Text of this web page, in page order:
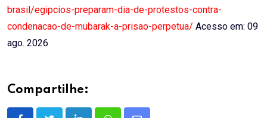
brasil/egipcios-preparam-dia-de-protestos-contra-
condenacao-de-mubarak-a-prisao-perpetua/ Acesso em: 09
ago. 2026
Compartilhe: